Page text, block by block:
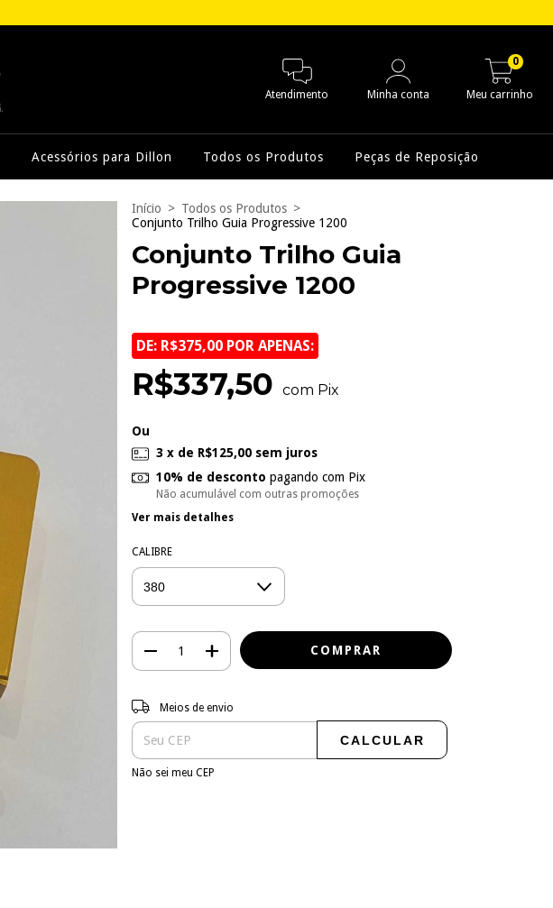
Atendimento Minha conta Meu carrinho
0
Acessórios para Dillon Todos os Produtos Peças de Reposição
Início > Todos os Produtos >
Conjunto Trilho Guia Progressive 1200
Conjunto Trilho Guia
Progressive 1200
DE: R$375,00 POR APENAS:
R$337,50 com Pix
Ou
3 x de R$125,00 sem juros
10% de desconto pagando com Pix
Não acumulável com outras promoções
Ver mais detalhes
CALIBRE
Entregas para o CEP:
Meios de envio
CALCULAR
Não sei meu CEP